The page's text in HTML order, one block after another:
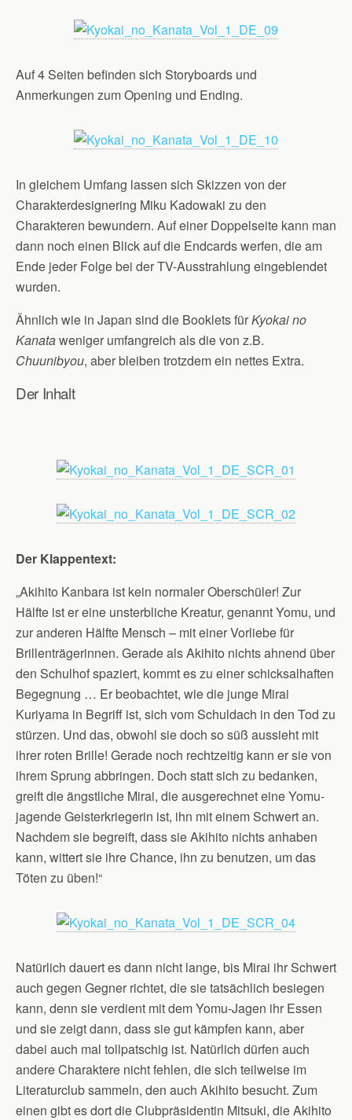
Auf 4 Seiten befinden sich Storyboards und
Anmerkungen zum Opening und Ending.
In gleichem Umfang lassen sich Skizzen von der
Charakterdesignering Miku Kadowaki zu den
Charakteren bewundern. Auf einer Doppelseite kann man
dann noch einen Blick auf die Endcards werfen, die am
Ende jeder Folge bei der TV-Ausstrahlung eingeblendet
wurden.
Ähnlich wie in Japan sind die Booklets fürKyokai no
Kanataweniger umfangreich als die von z.B.
Chuunibyou, aber bleiben trotzdem ein nettes Extra.
Der Inhalt
Der Klappentext:
„Akihito Kanbara ist kein normaler Oberschüler! Zur
Hälfte ist er eine unsterbliche Kreatur, genannt Yomu, und
zur anderen Hälfte Mensch – mit einer Vorliebe für
Brillenträgerinnen. Gerade als Akihito nichts ahnend über
den Schulhof spaziert, kommt es zu einer schicksalhaften
Begegnung … Er beobachtet, wie die junge Mirai
Kuriyama in Begriff ist, sich vom Schuldach in den Tod zu
stürzen. Und das, obwohl sie doch so süß aussieht mit
ihrer roten Brille! Gerade noch rechtzeitig kann er sie von
ihrem Sprung abbringen. Doch statt sich zu bedanken,
greift die ängstliche Mirai, die ausgerechnet eine Yomu-
jagende Geisterkriegerin ist, ihn mit einem Schwert an.
Nachdem sie begreift, dass sie Akihito nichts anhaben
kann, wittert sie ihre Chance, ihn zu benutzen, um das
Töten zu üben!“
Natürlich dauert es dann nicht lange, bis Mirai ihr Schwert
auch gegen Gegner richtet, die sie tatsächlich besiegen
kann, denn sie verdient mit dem Yomu-Jagen ihr Essen
und sie zeigt dann, dass sie gut kämpfen kann, aber
dabei auch mal tollpatschig ist. Natürlich dürfen auch
andere Charaktere nicht fehlen, die sich teilweise im
Literaturclub sammeln, den auch Akihito besucht. Zum
einen gibt es dort die Clubpräsidentin Mitsuki, die Akihito